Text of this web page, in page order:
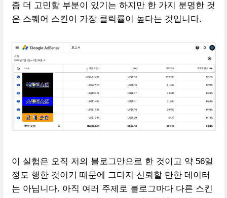
좀 더 고민할 부분이 있기는 하지만 한 가지 분명한 것
은 스퀘어 스킨이 가장 클릭률이 높다는 것입니다.
이 실험은 오직 저의 블로그만으로 한 것이고 약 56일
정도 행한 것이기 때문에 그다지 신뢰할 만한 데이터
는 아닙니다. 아직 여러 주제로 블로그마다 다른 스킨